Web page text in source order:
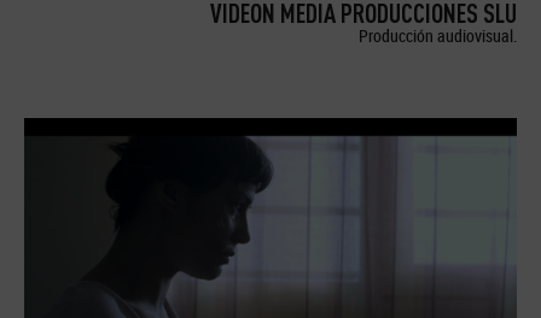
VIDEON MEDIA PRODUCCIONES SLU
Producción audiovisual.